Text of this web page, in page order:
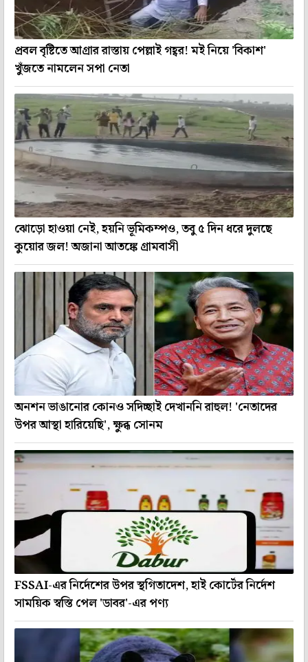
প্রবল বৃষ্টিতে আগ্রার রাস্তায় পেল্লাই গহ্বর! মই নিয়ে 'বিকাশ'
খুঁজতে নামলেন সপা নেতা
ঝোড়ো হাওয়া নেই, হয়নি ভূমিকম্পও, তবু ৫ দিন ধরে দুলছে
কুয়োর জল! অজানা আতঙ্কে গ্রামবাসী
অনশন ভাঙানোর কোনও সদিচ্ছাই দেখাননি রাহুল! 'নেতাদের
উপর আস্থা হারিয়েছি', ক্ষুব্ধ সোনম
FSSAI-এর নির্দেশের উপর স্থগিতাদেশ, হাই কোর্টের নির্দেশ
সাময়িক স্বস্তি পেল 'ডাবর'-এর পণ্য